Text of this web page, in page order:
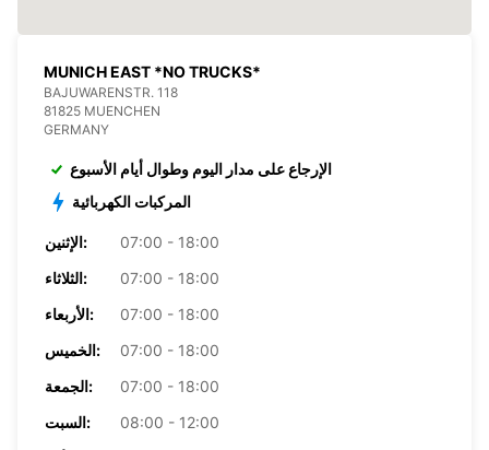
MUNICH EAST *NO TRUCKS*
BAJUWARENSTR. 118
81825 MUENCHEN
GERMANY
الإرجاع على مدار اليوم وطوال أيام الأسبوع
المركبات الكهربائية
الإثنين:
07:00 - 18:00
الثلاثاء:
07:00 - 18:00
الأربعاء:
07:00 - 18:00
الخميس:
07:00 - 18:00
الجمعة:
07:00 - 18:00
السبت:
08:00 - 12:00